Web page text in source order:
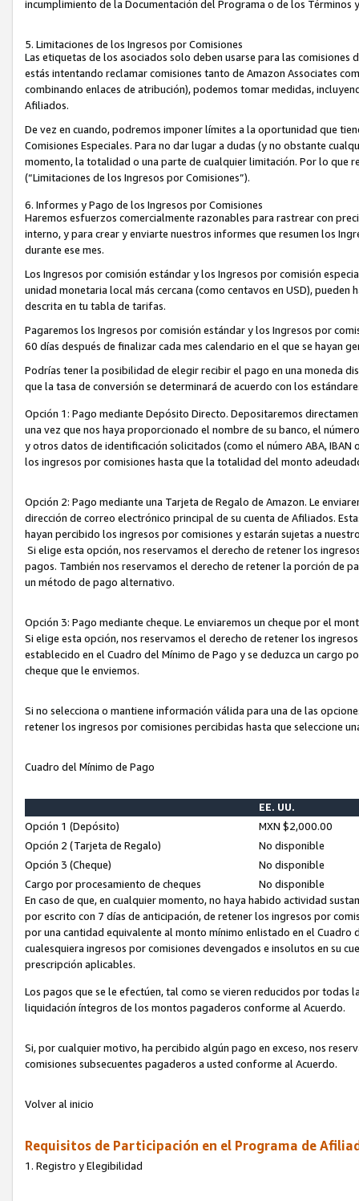
incumplimiento de la Documentación del Programa o de los Términos
5. Limitaciones de los Ingresos por Comisiones
Las etiquetas de los asociados solo deben usarse para las
estás intentando reclamar comisiones tanto de Amazon Associates
combinando enlaces de atribución), podemos tomar medidas,
Afiliados.
De vez en cuando, podremos imponer límites a la oportunidad que
Comisiones Especiales. Para no dar lugar a dudas (y no obstante
momento, la totalidad o una parte de cualquier limitación. Por lo que
(“Limitaciones de los Ingresos por Comisiones”).
6. Informes y Pago de los Ingresos por Comisiones
Haremos esfuerzos comercialmente razonables para rastrear con
interno, y para crear y enviarte nuestros informes que resumen los
durante ese mes.
Los Ingresos por comisión estándar y los Ingresos por comisión
unidad monetaria local más cercana (como centavos en USD),
descrita en tu tabla de tarifas.
Pagaremos los Ingresos por comisión estándar y los Ingresos por
60 días después de finalizar cada mes calendario en el que se hayan
Podrías tener la posibilidad de elegir recibir el pago en una moneda
que la tasa de conversión se determinará de acuerdo con los
Opción 1: Pago mediante Depósito Directo. Depositaremos
una vez que nos haya proporcionado el nombre de su banco, el
y otros datos de identificación solicitados (como el número ABA,
los ingresos por comisiones hasta que la totalidad del monto
Opción 2: Pago mediante una Tarjeta de Regalo de Amazon. Le
dirección de correo electrónico principal de su cuenta de Afiliados.
hayan percibido los ingresos por comisiones y estarán sujetas a
Si elige esta opción, nos reservamos el derecho de retener los
pagos. También nos reservamos el derecho de retener la porción de
un método de pago alternativo.
Opción 3: Pago mediante cheque. Le enviaremos un cheque por el
Si elige esta opción, nos reservamos el derecho de retener los
establecido en el Cuadro del Mínimo de Pago y se deduzca un cargo
cheque que le enviemos.
Si no selecciona o mantiene información válida para una de las
retener los ingresos por comisiones percibidas hasta que seleccione
Cuadro del Mínimo de Pago
EE. UU.
Opción 1 (Depósito)
MXN $2,000.00
Opción 2 (Tarjeta de Regalo)
No disponible
Opción 3 (Cheque)
No disponible
Cargo por procesamiento de cheques
No disponible
En caso de que, en cualquier momento, no haya habido actividad
por escrito con 7 días de anticipación, de retener los ingresos por
por una cantidad equivalente al monto mínimo enlistado en el
cualesquiera ingresos por comisiones devengados e insolutos en su
prescripción aplicables.
Los pagos que se le efectúen, tal como se vieren reducidos por todas
liquidación íntegros de los montos pagaderos conforme al Acuerdo.
Si, por cualquier motivo, ha percibido algún pago en exceso, nos
comisiones subsecuentes pagaderos a usted conforme al Acuerdo.
Volver al inicio
Requisitos de Participación en el Programa de
1. Registro y Elegibilidad